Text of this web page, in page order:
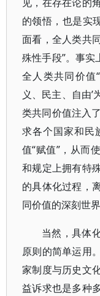
的领悟，也是实
面看，全人类共
殊性手段”。事实
全人类共同价值
义、民主、自由
类共同价值注入
求各个国家和民
值“赋值”，从而
和规定上拥有特
的具体化过程，
同价值的深刻世界
当然，具体
原则的简单运用
家制度与历史文
益诉求也是多种